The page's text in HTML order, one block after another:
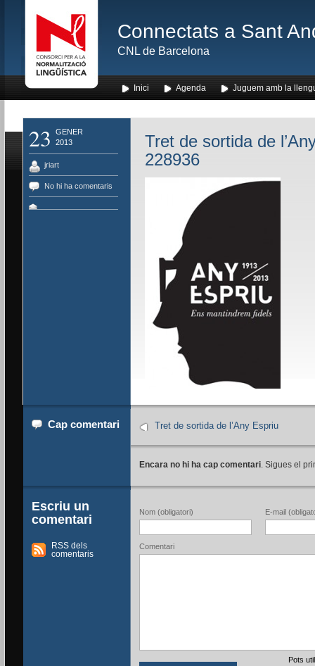
Connectats a Sant
CNL de Barcelona
Inici Agenda Juguem amb la
23
GENER
2013
jriart
No hi ha comentaris
Tret de sortida de
228936
Cap comentari Tret de sortida de l’Any Espriu
Encara no hi ha cap comentari. Sigues el
Escriu un
comentari
RSS dels
comentaris
Nom (obligatori) E-mail
Comentari
Pots